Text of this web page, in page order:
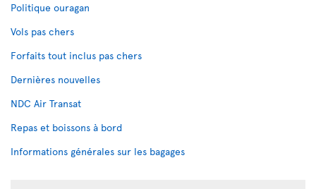
Politique ouragan
Vols pas chers
Forfaits tout inclus pas chers
Dernières nouvelles
NDC Air Transat
Repas et boissons à bord
Informations générales sur les bagages